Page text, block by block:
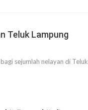
Teluk Lampung
sejumlah nelayan di Teluk